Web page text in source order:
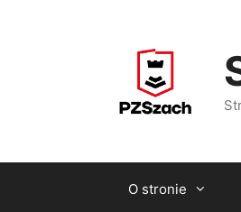
O stronie